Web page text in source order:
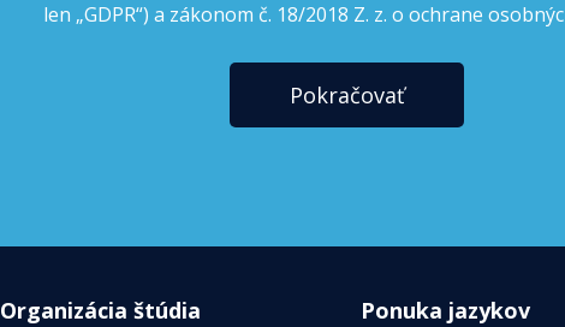
len „GDPR“) a zákonom č. 18/2018 Z. z. o ochrane
Pokračovať
Organizácia štúdia Ponuka jazykov